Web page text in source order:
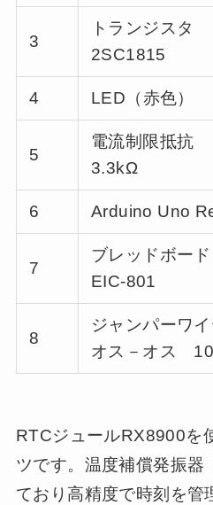
3
トランジスタ
2SC1815
4 LED（赤色）
5
電流制限抵抗
3.3kΩ
6 Arduino Uno
7
ブレッドボード
EIC-801
8
ジャンパーワ
オス－オス
RTCジュールRX8900を
ツです。温度補償発振器
ており高精度で時刻を管